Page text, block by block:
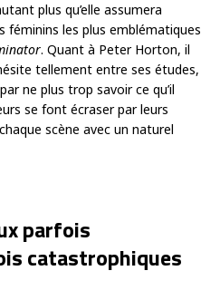
plus qu’elle assumera
féminins les plus emblématiques
. Quant à Peter Horton, il
tellement entre ses études,
ne plus trop savoir ce qu’il
se font écraser par leurs
scène avec un naturel
parfois
catastrophiques